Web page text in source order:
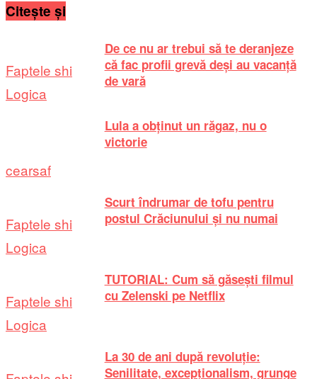
Citește și
Faptele shi
Logica
De ce nu ar trebui să te deranjeze
că fac profii grevă deși au vacanță
de vară
cearsaf
Lula a obținut un răgaz, nu o
victorie
Faptele shi
Logica
Scurt îndrumar de tofu pentru
postul Crăciunului și nu numai
Faptele shi
Logica
TUTORIAL: Cum să găsești filmul
cu Zelenski pe Netflix
La 30 de ani după revoluție:
Senilitate, excepționalism, grunge